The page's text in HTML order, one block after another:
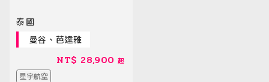
泰國
曼谷、芭達雅
NT$ 28,900 起
星宇航空